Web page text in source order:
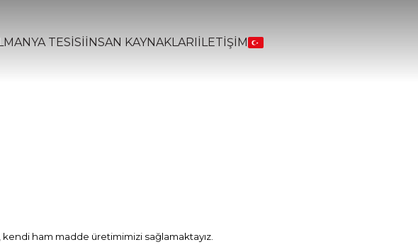
TESİSİ İNSAN KAYNAKLARI İLETİŞİM
ham madde üretimimizi sağlamaktayız.